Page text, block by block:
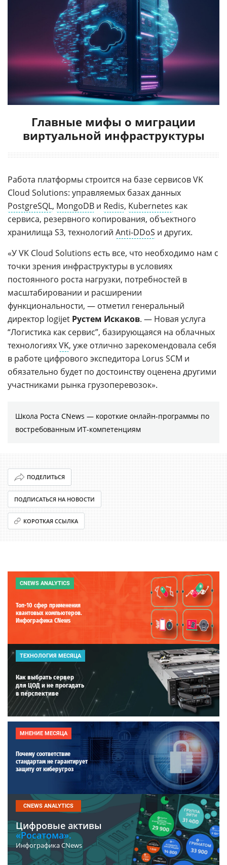
Главные мифы о миграции
виртуальной инфраструктуры
Работа платформы строится на базе сервисов VK
Cloud Solutions: управляемых базах данных
PostgreSQL, MongoDB и Redis, Kubernetes как
сервиса, резервного копирования, объектного
хранилища S3, технологий Anti-DDoS и других.
«У VK Cloud Solutions есть все, что необходимо нам с
точки зрения инфраструктуры в условиях
постоянного роста нагрузки, потребностей в
масштабировании и расширении
функциональности, — отметил генеральный
директор logijet Рустем Искаков. — Новая услуга
“Логистика как сервис”, базирующаяся на облачных
технологияхVK, уже отлично зарекомендовала себя
в работе цифрового экспедитора Lorus SCM и
обязательно будет по достоинству оценена другими
участниками рынка грузоперевозок».
Школа Роста CNews — короткие онлайн-программы по
востребованным ИТ-компетенциям
ПОДЕЛИТЬСЯ
ПОДПИСАТЬСЯ НА НОВОСТИ
КОРОТКАЯ ССЫЛКА
CNEWS ANALYTICS
Топ-10 сфер применения
квантовых компьютеров.
Инфографика CNews
ТЕХНОЛОГИЯ МЕСЯЦА
Как выбрать сервер
для ЦОД и не прогадать
в перспективе
МНЕНИЕ МЕСЯЦА
Почему соответствие
стандартам не гарантирует
защиту от киберугроз
CNEWS ANALYTICS
Цифровые активы
«Росатома».
Инфографика CNews